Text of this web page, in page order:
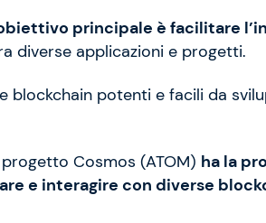
principale è facilitare
diverse applicazioni e progetti.
blockchain potenti e facili da
Cosmos (ATOM) ha la
e interagire con diverse